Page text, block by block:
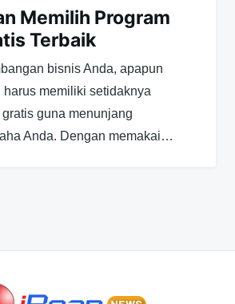
Memilih Program
Terbaik
bisnis Anda, apapun
harus memiliki setidaknya
guna menunjang
Anda. Dengan memakai…